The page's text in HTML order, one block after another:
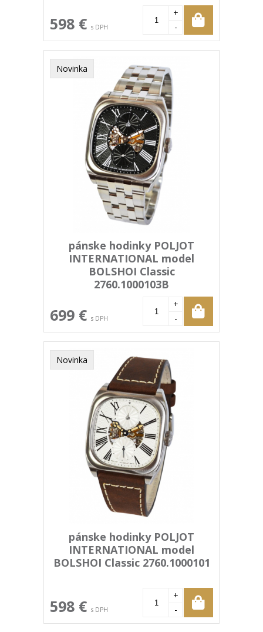
598 € s DPH
+
-
Novinka
pánske hodinky POLJOT
INTERNATIONAL model
BOLSHOI Classic
2760.1000103B
699 € s DPH
+
-
Novinka
pánske hodinky POLJOT
INTERNATIONAL model
BOLSHOI Classic 2760.1000101
598 € s DPH
+
-